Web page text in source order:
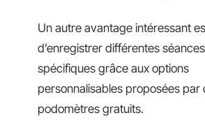
Un autre avantage intéressant
d’enregistrer différentes
spécifiques grâce aux options
personnalisables proposées par
podomètres gratuits.